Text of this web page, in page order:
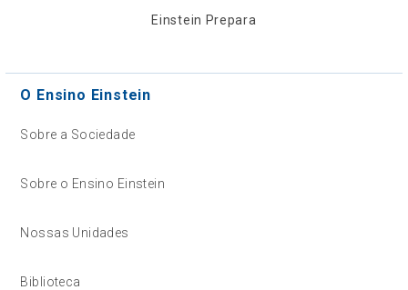
Einstein Prepara
O Ensino Einstein
Sobre a Sociedade
Sobre o Ensino Einstein
Nossas Unidades
Biblioteca